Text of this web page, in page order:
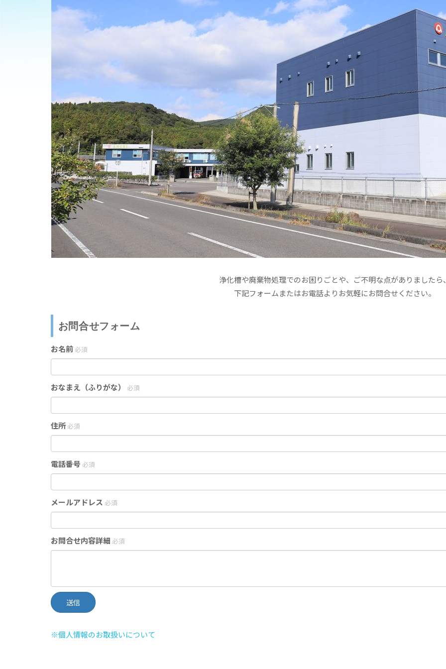
浄化槽や廃棄物処理でのお困りごとや、ご不明な点がありましたら
下記フォームまたはお電話よりお気軽にお問合せください。
お問合せフォーム
お名前 必須
おなまえ（ふりがな） 必須
住所必須
電話番号 必須
メールアドレス 必須
お問合せ内容詳細 必須
※個人情報のお取扱いについて